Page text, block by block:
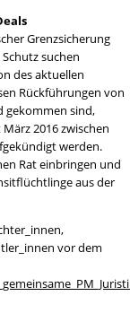
Grenzsicherung
suchen
des aktuellen
Rückführungen von
gekommen sind,
2016 zwischen
werden.
Rat einbringen und
aus der
vor dem